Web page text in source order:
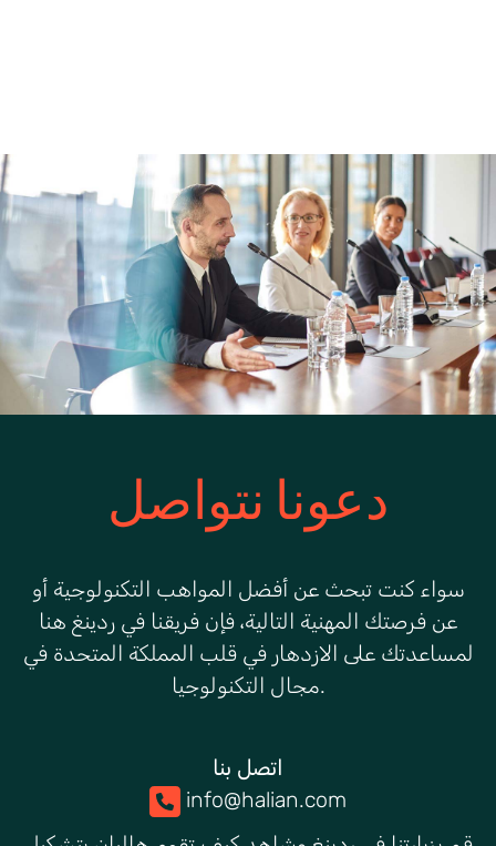
دعونا نتواصل
سواءكنت تبحث عن أفضل المواهب التكنولوجية أو
عن فرصتك المهنية التالية، فإن فريقنا في ردينغ هنا
لمساعدتك على الازدهار في قلب المملكة المتحدة في
مجال التكنولوجيا.
اتصل بنا
info@halian.com